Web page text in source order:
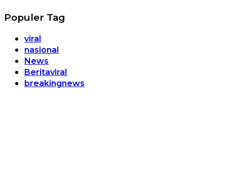
Populer Tag
viral
nasional
News
Beritaviral
breakingnews